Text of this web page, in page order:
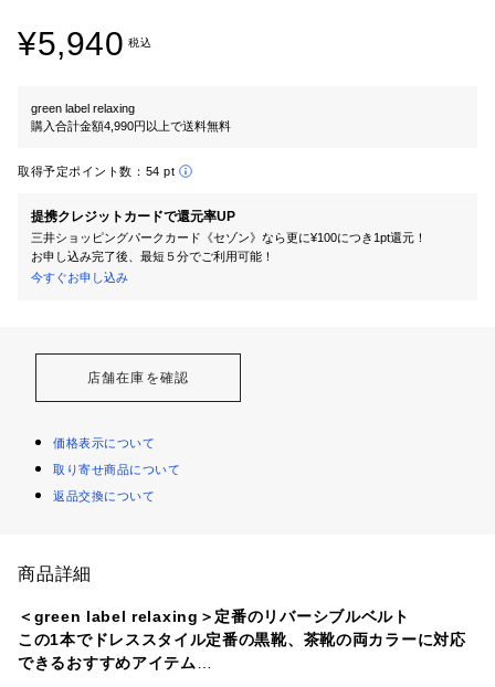
¥5,940 税込
green label relaxing
購入合計金額4,990円以上で送料無料
取得予定ポイント数： 54 pt
提携クレジットカードで還元率UP
三井ショッピングパークカード《セゾン》なら更に¥100につき1pt還元！
お申し込み完了後、最短５分でご利用可能！
今すぐお申し込み
店舗在庫を確認
価格表示について
取り寄せ商品について
返品交換について
商品詳細
＜green label relaxing＞定番のリバーシブルベルト
この1本でドレススタイル定番の黒靴、茶靴の両カラーに対応
できるおすすめアイテム